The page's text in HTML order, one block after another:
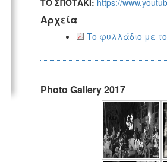
ΤΟ ΣΠΟΤΑΚΙ: https://
Αρχεία
Το φυλλάδιο με
Photo Gallery 2017